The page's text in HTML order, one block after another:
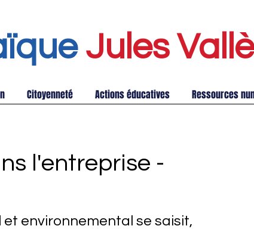
Jules Vallè
Citoyenneté Actions éducatives Ressources
l'entreprise -
et environnemental se saisit,